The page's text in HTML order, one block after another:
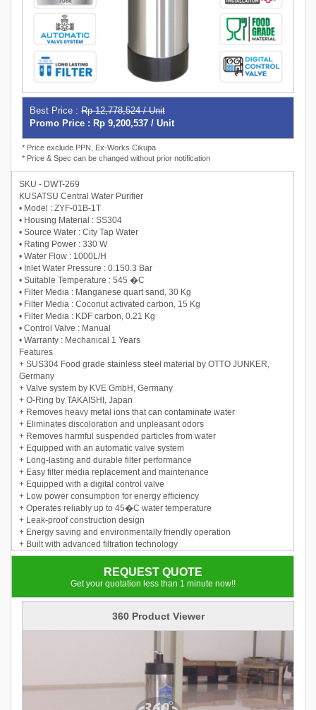
Best Price : Rp 12,778,524 / Unit
Promo Price : Rp 9,200,537 / Unit
* Price exclude PPN, Ex-Works Cikupa
* Price & Spec can be changed without prior notification
SKU - DWT-269
KUSATSU Central Water Purifier
• Model : ZYF-01B-1T
• Housing Material : SS304
• Source Water : City Tap Water
• Rating Power : 330 W
• Water Flow : 1000L/H
• Inlet Water Pressure : 0.150.3 Bar
• Suitable Temperature : 545 �C
• Filter Media : Manganese quart sand, 30 Kg
• Filter Media : Coconut activated carbon, 15 Kg
• Filter Media : KDF carbon, 0.21 Kg
• Control Valve : Manual
• Warranty : Mechanical 1 Years
Features
+ SUS304 Food grade stainless steel material by OTTO JUNKER,
Germany
+ Valve system by KVE GmbH, Germany
+ O-Ring by TAKAISHI, Japan
+ Removes heavy metal ions that can contaminate water
+ Eliminates discoloration and unpleasant odors
+ Removes harmful suspended particles from water
+ Equipped with an automatic valve system
+ Long-lasting and durable filter performance
+ Easy filter media replacement and maintenance
+ Equipped with a digital control valve
+ Low power consumption for energy efficiency
+ Operates reliably up to 45�C water temperature
+ Leak-proof construction design
+ Energy saving and environmentally friendly operation
+ Built with advanced filtration technology
+ Equipped with automatic backwash function
REQUEST QUOTE
Get your quotation less than 1 minute now!!
360 Product Viewer